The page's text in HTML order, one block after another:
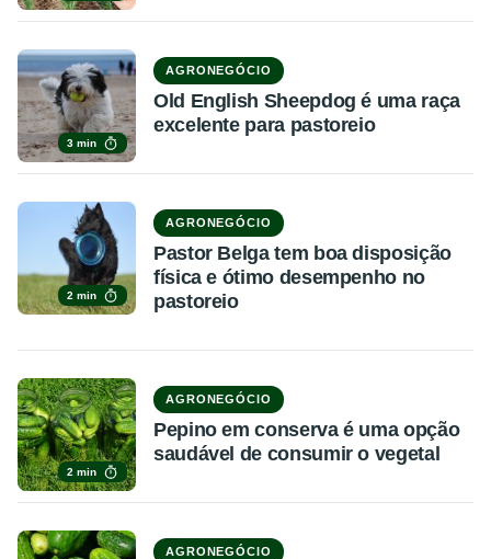
3 min
AGRONEGÓCIO
Old English Sheepdog é uma raça
excelente para pastoreio
2 min
AGRONEGÓCIO
Pastor Belga tem boa disposição
física e ótimo desempenho no
pastoreio
2 min
AGRONEGÓCIO
Pepino em conserva é uma opção
saudável de consumir o vegetal
AGRONEGÓCIO